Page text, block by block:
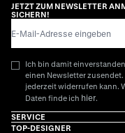
JETZT ZUM NEWSLETTER
SICHERN!
Ich bin damit
einen Newsletter
jederzeit widerrufen kann.
Daten finde ich hier.
SERVICE
TOP-DESIGNER